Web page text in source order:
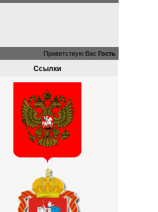
Приветствую Вас Гость
Ссылки